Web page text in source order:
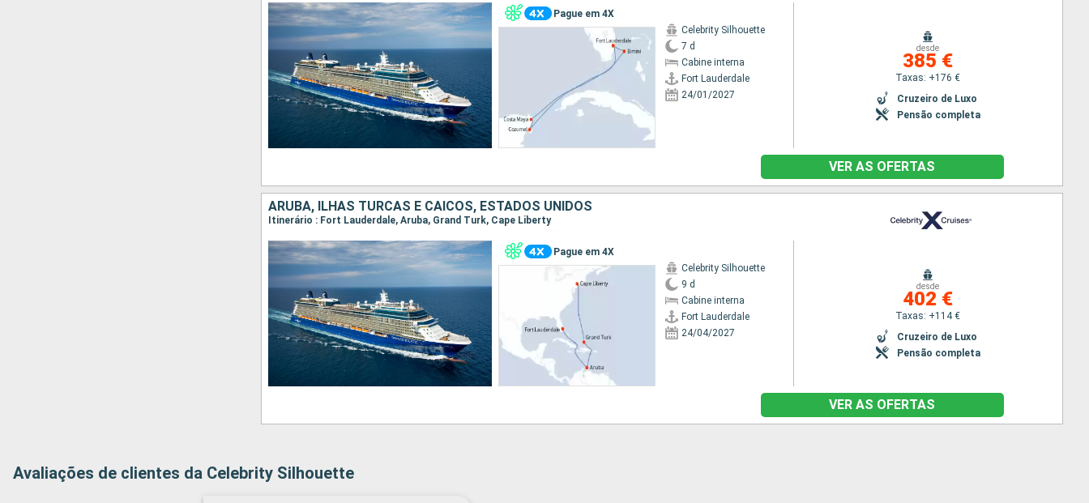
Pague em 4X
Celebrity Silhouette
7 d
Cabine interna
Fort Lauderdale
24/01/2027
desde
385 €
Taxas: +176 €
Cruzeiro de Luxo
Pensão completa
VER AS OFERTAS
ARUBA, ILHAS TURCAS E CAICOS, ESTADOS UNIDOS
Itinerário : Fort Lauderdale, Aruba, Grand Turk, Cape Liberty
Pague em 4X
Celebrity Silhouette
9 d
Cabine interna
Fort Lauderdale
24/04/2027
desde
402 €
Taxas: +114 €
Cruzeiro de Luxo
Pensão completa
VER AS OFERTAS
Avaliações de clientes da Celebrity Silhouette